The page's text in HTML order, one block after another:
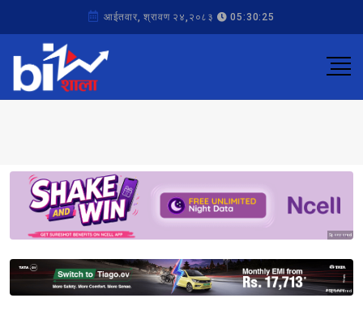
आईतवार, श्रावण २४,२०८३ 05:30:25
Sponsored
Sponsored